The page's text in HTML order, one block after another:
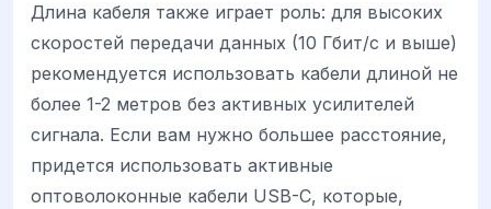
Длина кабеля также играет роль: для высоких
скоростей передачи данных (10 Гбит/с и выше)
рекомендуется использовать кабели длиной не
более 1-2 метров без активных усилителей
сигнала. Если вам нужно большее расстояние,
придется использовать активные
оптоволоконные кабели USB-C, которые,